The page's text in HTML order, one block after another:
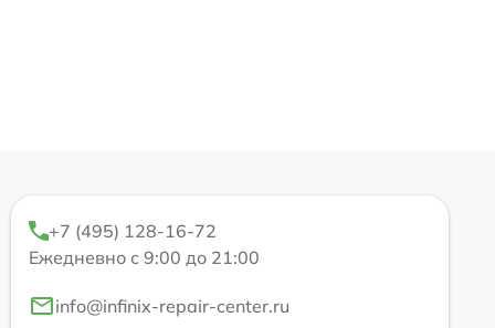
+7 (495) 128-16-72
Ежедневно с 9:00 до 21:00
info@infinix-repair-center.ru